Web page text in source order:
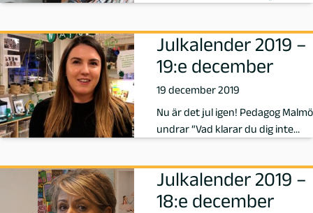
d
a
g
Julkalender 2019 –
19:e december
19 december 2019
Nu är det jul igen! Pedagog Malmö
undrar “Vad klarar du dig inte
Julkalender 2019 –
18:e december